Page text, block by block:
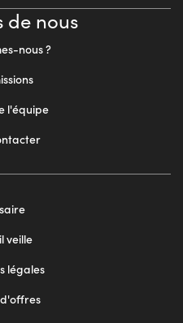
de nous
nous ?
l'équipe
veille
légales